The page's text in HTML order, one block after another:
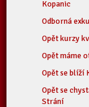
Kopanic
Odborná
Opět kurzy
Opět máme
Opět se blíží
Opět se
Strání